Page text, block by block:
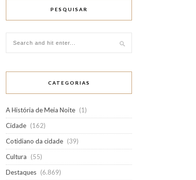
PESQUISAR
CATEGORIAS
A História de Meia Noite (1)
Cidade (162)
Cotidiano da cidade (39)
Cultura
(55)
Destaques (6.869)